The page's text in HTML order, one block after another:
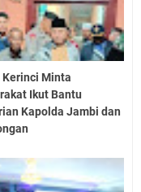
Kerinci Minta
Ikut Bantu
Kapolda Jambi dan